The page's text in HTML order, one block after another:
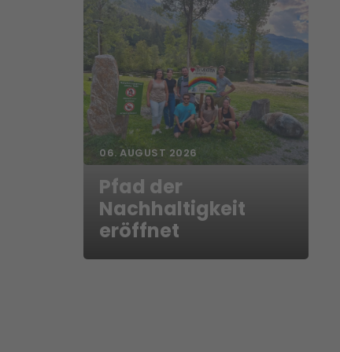
06. AUGUST 2026
Pfad der
Nachhaltigkeit
eröffnet